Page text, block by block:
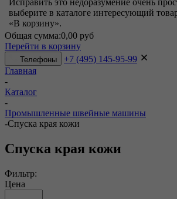
Исправить это недоразумение очень
выберите в каталоге интересующий
«В корзину».
Общая сумма:0,00 руб
Перейти в корзину
Телефоны
+7 (495) 145-95-99
Главная
-
Каталог
-
Промышленные швейные машины
-Спуска края кожи
Спуска края кожи
Фильтр:
Цена